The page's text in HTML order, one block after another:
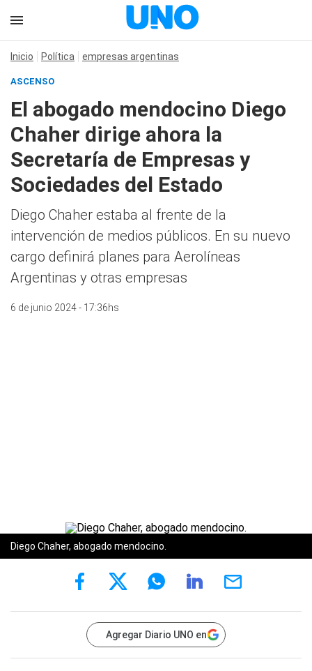
Inicio Política empresas argentinas
ASCENSO
El abogado mendocino Diego
Chaher dirige ahora la
Secretaría de Empresas y
Sociedades del Estado
Diego Chaher estaba al frente de la
intervención de medios públicos. En su nuevo
cargo definirá planes para Aerolíneas
Argentinas y otras empresas
6 de junio 2024 - 17:36hs
Diego Chaher, abogado mendocino.
Agregar Diario UNO en